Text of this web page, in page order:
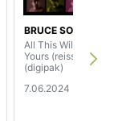
BRUCE SOORD
All This Will Be
Yours (reissue)
(digipak)
7.06.2024